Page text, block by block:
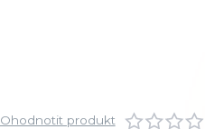
Ohodnotit produkt